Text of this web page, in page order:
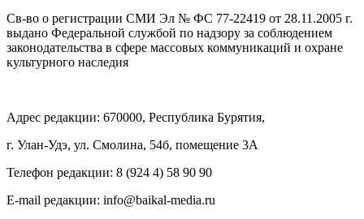
Св-во о регистрации СМИ Эл № ФС 77-22419 от 28.11.2005 г.
выдано Федеральной службой по надзору за соблюдением
законодательства в сфере массовых коммуникаций и охране
культурного наследия
Адрес редакции: 670000, Республика Бурятия,
г. Улан-Удэ, ул. Смолина, 54б, помещение 3А
Телефон редакции: ‎‎8 (924 4) 58 90 90
E-mail редакции: info@baikal-media.ru